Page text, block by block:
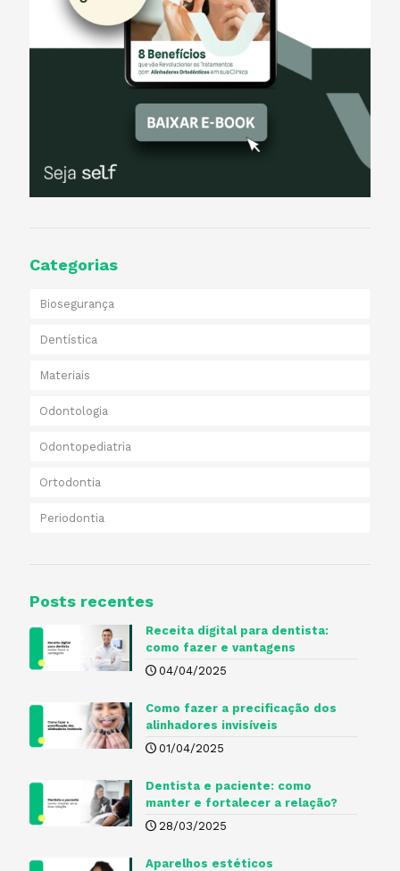
Categorias
Biosegurança
Dentística
Materiais
Odontologia
Odontopediatria
Ortodontia
Periodontia
Posts recentes
Receita digital para dentista​:
como fazer e vantagens
04/04/2025
Como fazer a precificação dos
alinhadores invisíveis
01/04/2025
Dentista e paciente: como
manter e fortalecer a relação?
28/03/2025
Aparelhos estéticos